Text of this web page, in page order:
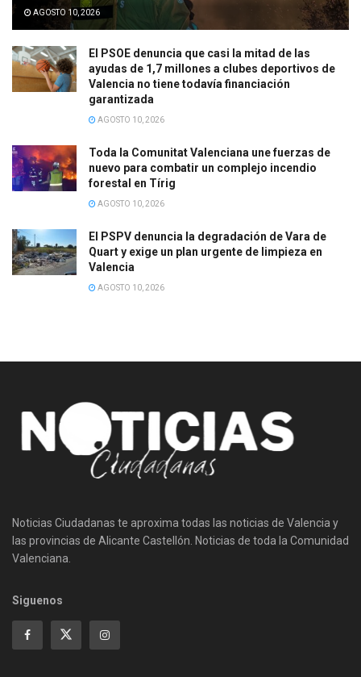
AGOSTO 10, 2026
El PSOE denuncia que casi la mitad de las
ayudas de 1,7 millones a clubes deportivos de
Valencia no tiene todavía financiación
garantizada
AGOSTO 10, 2026
Toda la Comunitat Valenciana une fuerzas de
nuevo para combatir un complejo incendio
forestal en Tírig
AGOSTO 10, 2026
El PSPV denuncia la degradación de Vara de
Quart y exige un plan urgente de limpieza en
Valencia
AGOSTO 10, 2026
Noticias Ciudadanas te aproxima todas las noticias de Valencia y
las provincias de Alicante Castellón. Noticias de toda la Comunidad
Valenciana.
Siguenos